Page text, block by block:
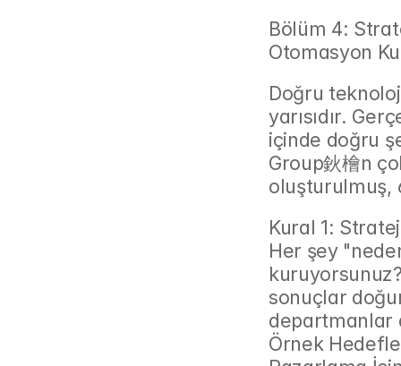
Bölüm 4:
Otomasyon
Doğru
yarısıdır.
içinde doğru
Group鈥檜n
oluşturulmuş,
Kural 1:
Her şey
sonuçlar
departmanlar
Örnek